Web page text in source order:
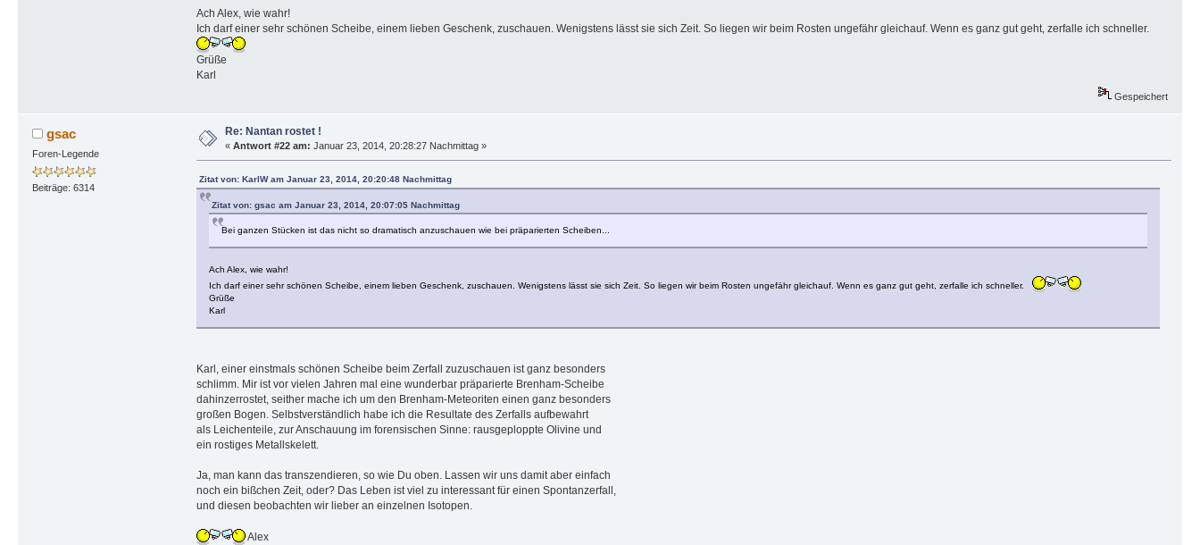
Ach Alex, wie wahr!
Ich darf einer sehr schönen Scheibe, einem lieben Geschenk, zuschauen. Wenigstens lässt sie sich Zeit. So liegen wir beim Rosten ungefähr gleichauf. Wenn es ganz gut geht, zerfalle ich schneller.
Grüße
Karl
Gespeichert
gsac
Foren-Legende
Beiträge: 6314
Re: Nantan rostet !
« Antwort #22 am: Januar 23, 2014, 20:28:27 Nachmittag »
Zitat von: KarlW am Januar 23, 2014, 20:20:48 Nachmittag
Zitat von: gsac am Januar 23, 2014, 20:07:05 Nachmittag
Bei ganzen Stücken ist das nicht so dramatisch anzuschauen wie bei präparierten Scheiben...
Ach Alex, wie wahr!
Ich darf einer sehr schönen Scheibe, einem lieben Geschenk, zuschauen. Wenigstens lässt sie sich Zeit. So liegen wir beim Rosten ungefähr gleichauf. Wenn es ganz gut geht, zerfalle ich schneller.
Grüße
Karl
Karl, einer einstmals schönen Scheibe beim Zerfall zuzuschauen ist ganz besonders
schlimm. Mir ist vor vielen Jahren mal eine wunderbar präparierte Brenham-Scheibe
dahinzerrostet, seither mache ich um den Brenham-Meteoriten einen ganz besonders
großen Bogen. Selbstverständlich habe ich die Resultate des Zerfalls aufbewahrt
als Leichenteile, zur Anschauung im forensischen Sinne: rausgeploppte Olivine und
ein rostiges Metallskelett.
Ja, man kann das transzendieren, so wie Du oben. Lassen wir uns damit aber einfach
noch ein bißchen Zeit, oder? Das Leben ist viel zu interessant für einen Spontanzerfall,
und diesen beobachten wir lieber an einzelnen Isotopen.
Alex